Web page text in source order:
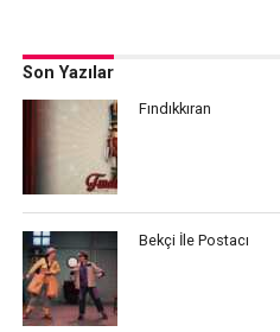
Son Yazılar
Fındıkkıran
Bekçi İle Postacı